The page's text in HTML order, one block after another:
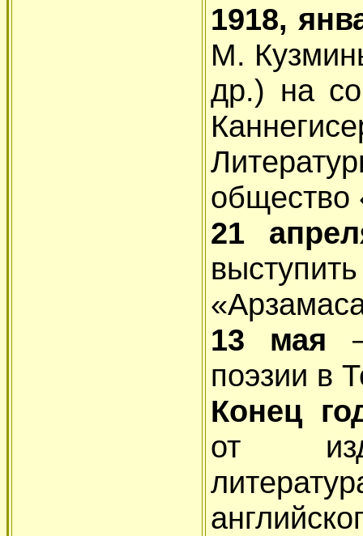
1918,
М.
др.) на
общество
21
13 мая
поэзии в
Конец
от